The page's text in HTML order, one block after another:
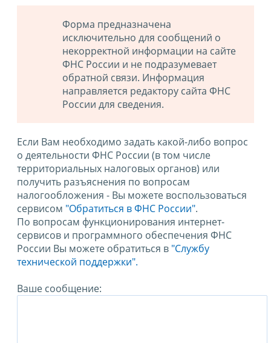
Форма предназначена
исключительно для сообщений о
некорректной информации на сайте
ФНС России и не подразумевает
обратной связи. Информация
направляется редактору сайта ФНС
России для сведения.
Если Вам необходимо задать какой-либо вопрос
о деятельности ФНС России (в том числе
территориальных налоговых органов) или
получить разъяснения по вопросам
налогообложения - Вы можете воспользоваться
сервисом "Обратиться в ФНС России".
По вопросам функционирования интернет-
сервисов и программного обеспечения ФНС
России Вы можете обратиться в "Службу
технической поддержки".
Ваше сообщение: